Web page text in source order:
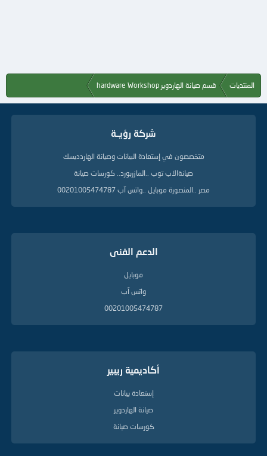
المنتديات قسم صيانة الهاردوير hardware Workshop
شركة رؤيــة
متخصصون في إستعادة البيانات وصيانة الهاردديسك
صيانةالاب توب ..المازربورد.. كورسات صيانة
مصر ..المنصورة موبايل ..واتس آب 00201005474787
الدعم الفنى
موبايل
واتس آب
00201005474787
أكاديمية ريبير
إستعادة بيانات
صيانة الهاردوير
كورسات صيانة